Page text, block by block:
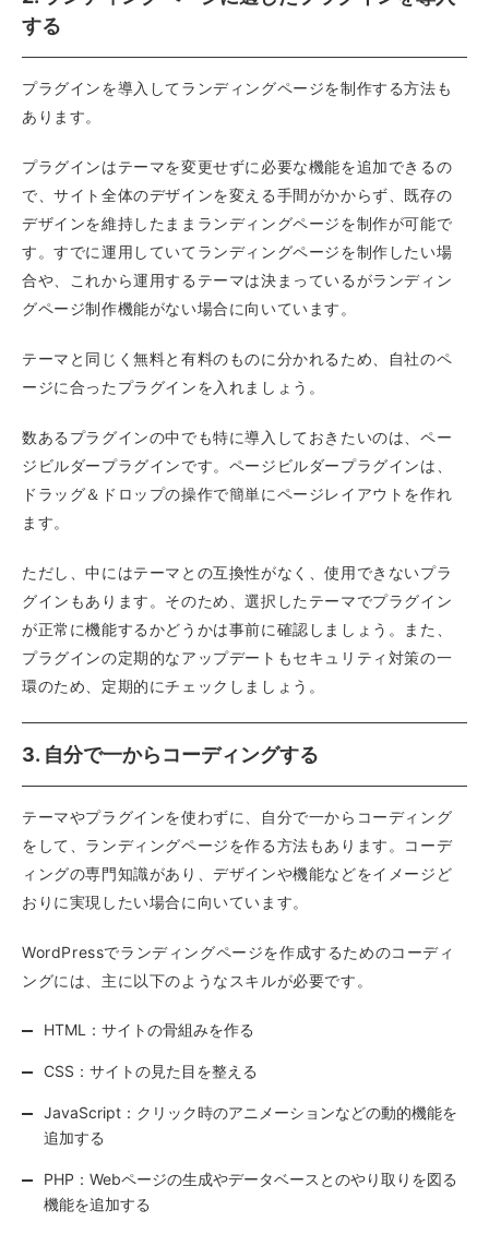
する
プラグインを導入してランディングページを制作する方法も
あります。
プラグインはテーマを変更せずに必要な機能を追加できるの
で、サイト全体のデザインを変える手間がかからず、既存の
デザインを維持したままランディングページを制作が可能で
す。すでに運用していてランディングページを制作したい場
合や、これから運用するテーマは決まっているがランディン
グページ制作機能がない場合に向いています。
テーマと同じく無料と有料のものに分かれるため、自社のペ
ージに合ったプラグインを入れましょう。
数あるプラグインの中でも特に導入しておきたいのは、ペー
ジビルダープラグインです。ページビルダープラグインは、
ドラッグ＆ドロップの操作で簡単にページレイアウトを作れ
ます。
ただし、中にはテーマとの互換性がなく、使用できないプラ
グインもあります。そのため、選択したテーマでプラグイン
が正常に機能するかどうかは事前に確認しましょう。また、
プラグインの定期的なアップデートもセキュリティ対策の一
環のため、定期的にチェックしましょう。
3. 自分で一からコーディングする
テーマやプラグインを使わずに、自分で一からコーディング
をして、ランディングページを作る方法もあります。コーデ
ィングの専門知識があり、デザインや機能などをイメージど
おりに実現したい場合に向いています。
WordPressでランディングページを作成するためのコーディ
ングには、主に以下のようなスキルが必要です。
HTML：サイトの骨組みを作る
CSS：サイトの見た目を整える
JavaScript：クリック時のアニメーションなどの動的機能を
追加する
PHP：Webページの生成やデータベースとのやり取りを図る
機能を追加する